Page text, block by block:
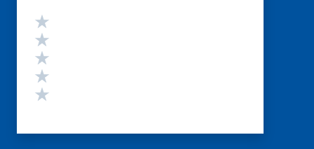
Valutazione